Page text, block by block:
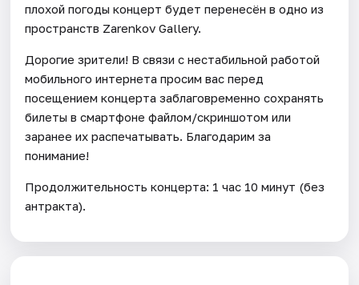
плохой погоды концерт будет перенесён в одно из
пространств Zarenkov Gallery.
Дорогие зрители! В связи с нестабильной работой
мобильного интернета просим вас перед
посещением концерта заблаговременно сохранять
билеты в смартфоне файлом/скриншотом или
заранее их распечатывать. Благодарим за
понимание!
Продолжительность концерта: 1 час 10 минут (без
антракта).